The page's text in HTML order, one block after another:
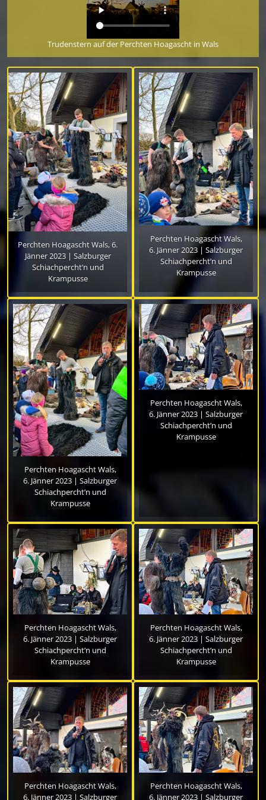
Trudenstern auf der Perchten Hoagascht in Wals
Perchten Hoagascht Wals, 6.
Jänner 2023 | Salzburger
Schiachpercht’n und
Krampusse
Perchten Hoagascht Wals,
6. Jänner 2023 | Salzburger
Schiachpercht’n und
Krampusse
Perchten Hoagascht Wals,
6. Jänner 2023 | Salzburger
Schiachpercht’n und
Krampusse
Perchten Hoagascht Wals,
6. Jänner 2023 | Salzburger
Schiachpercht’n und
Krampusse
Perchten Hoagascht Wals,
6. Jänner 2023 | Salzburger
Schiachpercht’n und
Krampusse
Perchten Hoagascht Wals,
6. Jänner 2023 | Salzburger
Schiachpercht’n und
Krampusse
Perchten Hoagascht Wals,
6. Jänner 2023 | Salzburger
Perchten Hoagascht Wals,
6. Jänner 2023 | Salzburger